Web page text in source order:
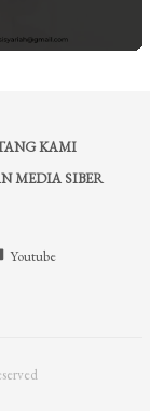
KAMI
MEDIA SIBER
Youtube